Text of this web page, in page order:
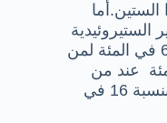
الستيروئيدية
فيزيد من خطر نقص السمع بنسبة 61 في المئة لمن
وبنسبة 32 في المئة عند من
تتراوح أعمارهم بين 50 و60، وفقط بنسبة 16 في